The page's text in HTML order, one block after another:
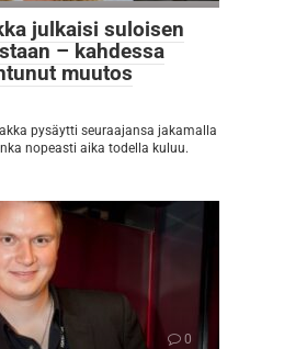
julkaisi suloisen
– kahdessa
muutos
pysäytti seuraajansa jakamalla
nopeasti aika todella kuluu.
0